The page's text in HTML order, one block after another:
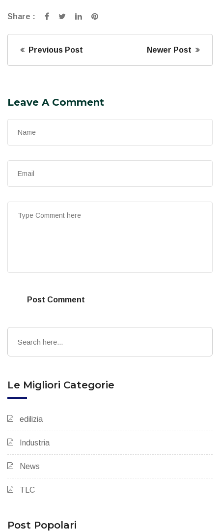
Share :
Previous Post Newer Post
Leave A Comment
Post Comment
Le Migliori Categorie
edilizia
Industria
News
TLC
Post Popolari